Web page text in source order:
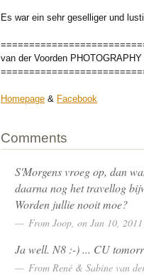
Es war ein sehr geselliger und
van der Voorden PHOTOGRAPHY
Homepage & Facebook
Comments
S'Morgens vroeg op, dan
daarna nog het travellog
Worden jullie nooit moe?
From Joop, on Jun 10,
Ja well. N8 :-) ... CU
From René & Sabine van